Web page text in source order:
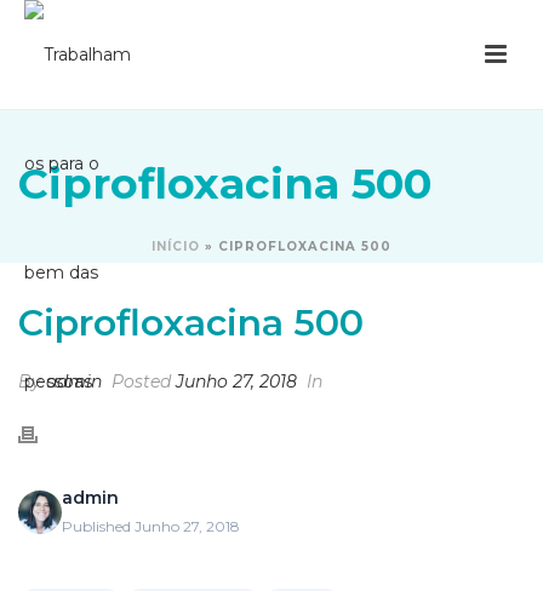
Ciprofloxacina 500
INÍCIO » CIPROFLOXACINA 500
Ciprofloxacina 500
Byadmin PostedJunho 27, 2018 In
admin
Published Junho 27, 2018